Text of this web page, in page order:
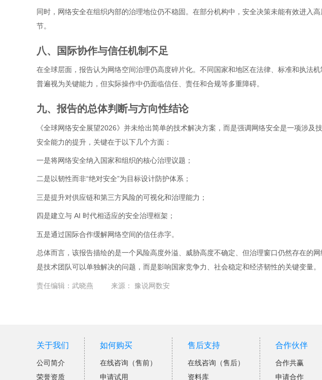
同时，网络安全在组织内部的治理地位仍不稳固。在部分机构中，安全决策未能有效进入
节。
八、国际协作与信任机制不足
在全球层面，报告认为网络空间治理仍高度碎片化。不同国家和地区在法律、标准和执法
普遍视为关键能力，但实际操作中仍面临信任、责任和合规等多重障碍。
九、报告的总体判断与方向性结论
《全球网络安全展望2026》并未给出简单的技术解决方案，而是强调网络安全是一项涉
安全能力的提升，关键在于以下几个方面：
一是将网络安全纳入国家和组织的核心治理议题；
二是以韧性而非“绝对安全”为目标设计防护体系；
三是提升对供应链和第三方风险的可视化和治理能力；
四是建立与 AI 时代相适应的安全治理框架；
五是通过国际合作缓解网络空间的信任赤字。
总体而言，该报告描绘的是一个风险高度外溢、威胁高度不确定、但治理窗口仍然存在的
是技术团队可以单独解决的问题，而是影响国家竞争力、社会稳定和经济韧性的关键变量。
责任编辑：武晓燕 来源： 豫说网数安
关于我们
公司简介
荣誉资质
如何购买
在线咨询（售前）
申请试用
售后支持
在线咨询（售后）
资料库
合作伙伴
合作共赢
申请合作